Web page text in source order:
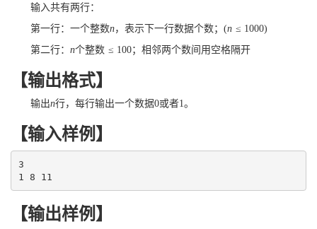
输入共有两行：
第一行：一个整数n，表示下一行数据个数；(n ≤ 1000)
第二行： n个整数 ≤ 100；相邻两个数间用空格隔开
【输出格式】
输出n行，每行输出一个数据0或者1。
【输入样例】
3
1 8 11
【输出样例】